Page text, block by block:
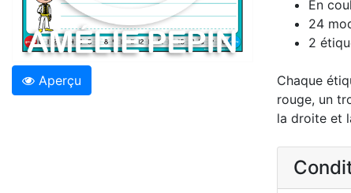
Aperçu
En
24
2
Chaque
rouge, un
la droite et